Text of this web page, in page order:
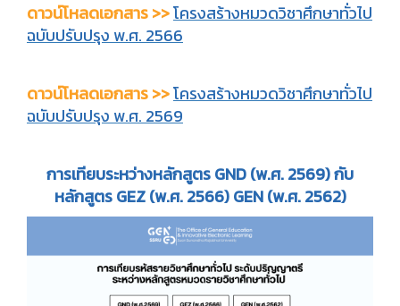
ดาวน์โหลดเอกสาร >>โครงสร้างหมวดวิชาศึกษาทั่วไป
ฉบับปรับปรุง พ.ศ. 2566
ดาวน์โหลดเอกสาร >>โครงสร้างหมวดวิชาศึกษาทั่วไป
ฉบับปรับปรุง พ.ศ. 2569
การเทียบระหว่างหลักสูตร GND (พ.ศ. 2569) กับ
หลักสูตร GEZ (พ.ศ. 2566) GEN (พ.ศ. 2562)